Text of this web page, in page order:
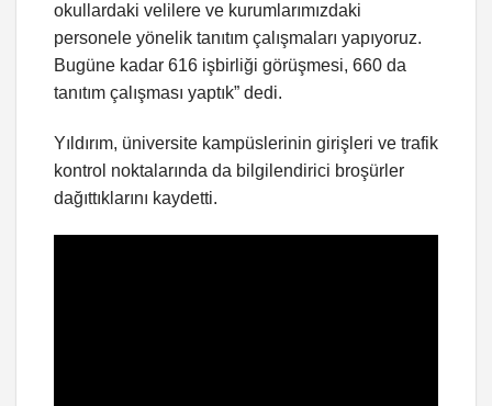
okullardaki velilere ve kurumlarımızdaki
personele yönelik tanıtım çalışmaları yapıyoruz.
Bugüne kadar 616 işbirliği görüşmesi, 660 da
tanıtım çalışması yaptık” dedi.
Yıldırım, üniversite kampüslerinin girişleri ve trafik
kontrol noktalarında da bilgilendirici broşürler
dağıttıklarını kaydetti.